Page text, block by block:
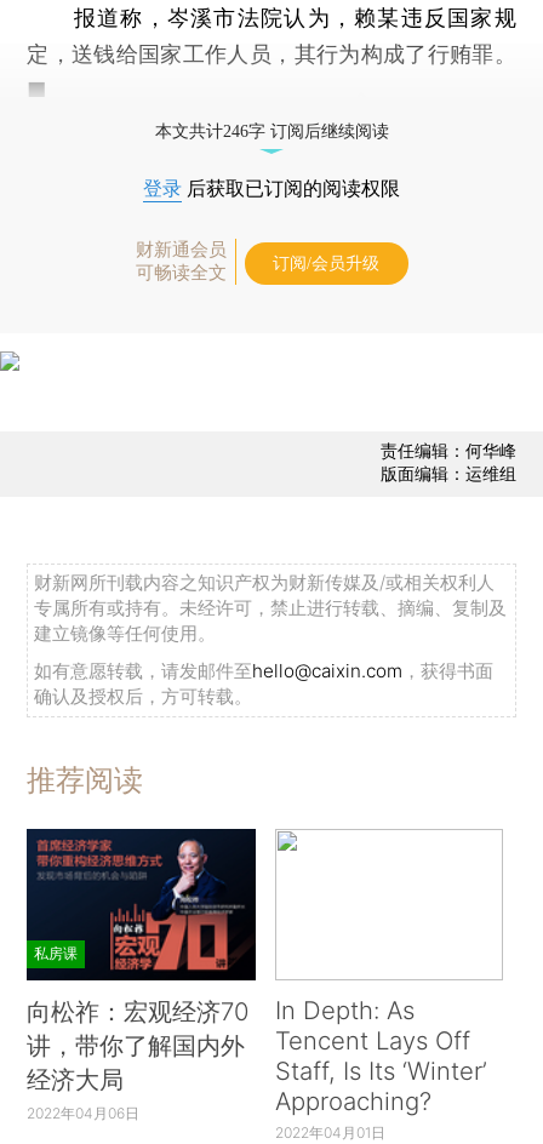
报道称，岑溪市法院认为，赖某违反国家规
定，送钱给国家工作人员，其行为构成了行贿罪。
■
本文共计246字 订阅后继续阅读
登录 后获取已订阅的阅读权限
财新通会员
可畅读全文
订阅/会员升级
责任编辑：何华峰
版面编辑：运维组
财新网所刊载内容之知识产权为财新传媒及/或相关权利人
专属所有或持有。未经许可，禁止进行转载、摘编、复制及
建立镜像等任何使用。
如有意愿转载，请发邮件至hello@caixin.com ，获得书面
确认及授权后，方可转载。
推荐阅读
私房课
向松祚：宏观经济70
讲，带你了解国内外
经济大局
2022年04月06日
In Depth: As
Tencent Lays Off
Staff, Is Its ‘Winter’
Approaching?
2022年04月01日